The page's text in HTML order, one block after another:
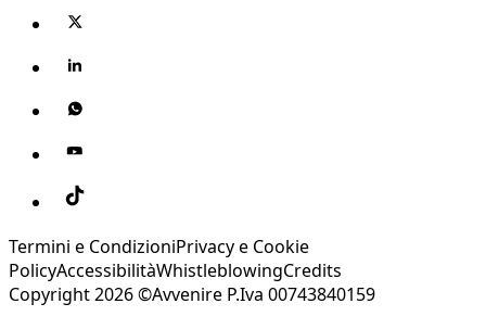
Termini e CondizioniPrivacy e Cookie
PolicyAccessibilitàWhistleblowingCredits
Copyright 2026 ©Avvenire P.Iva 00743840159